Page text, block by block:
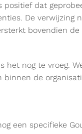
positief dat
De verwijzing
bovendien de
nog te vroeg.
de
een specifieke